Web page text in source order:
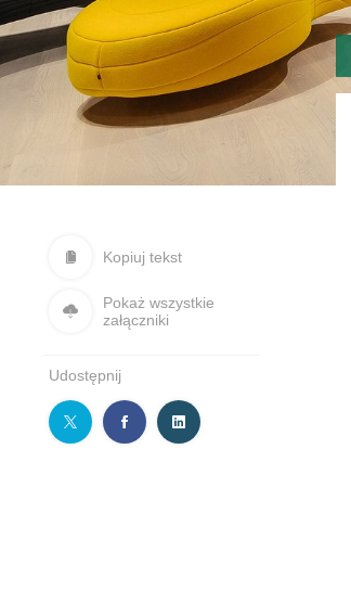
Kopiuj tekst
Pokaż wszystkie
załączniki
Udostępnij